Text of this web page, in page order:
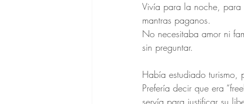
Vivía para la noche, para
mantras paganos.
No necesitaba amor ni
sin preguntar.
Había estudiado turismo,
Prefería decir que era
servía para justificar su